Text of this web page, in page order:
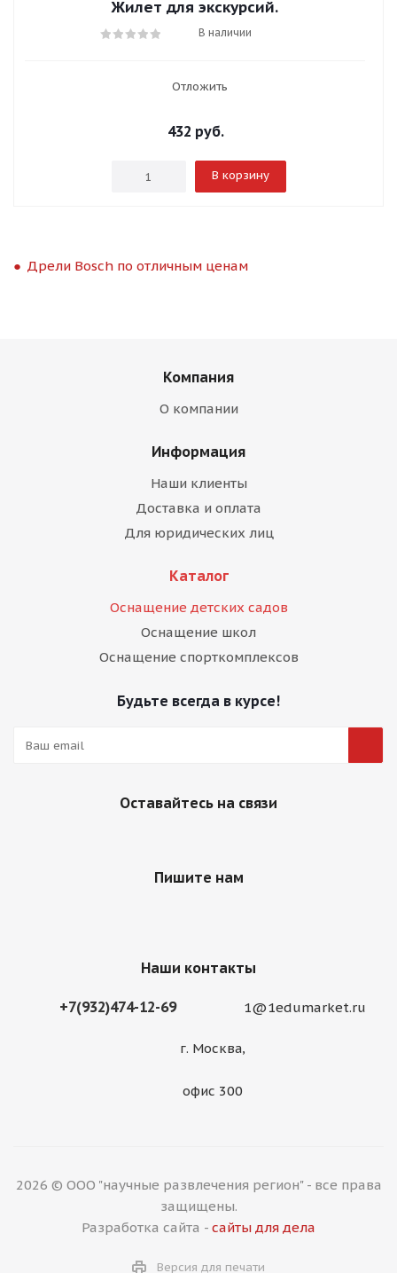
Жилет для экскурсий.
В наличии
Отложить
432 руб.
В корзину
Дрели Bosch по отличным ценам
Компания
О компании
Информация
Наши клиенты
Доставка и оплата
Для юридических лиц
Каталог
Оснащение детских садов
Оснащение школ
Оснащение спорткомплексов
Будьте всегда в курсе!
Оставайтесь на связи
Пишите нам
Наши контакты
+7(932)474-12-69 1@1edumarket.ru
г. Москва,
офис 300
2026 © ООО "научные развлечения регион" - все права
защищены.
Разработка сайта - сайты для дела
Версия для печати